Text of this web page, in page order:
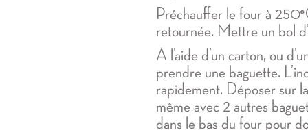
Préchauffer le four à
retournée. Mettre un bol
A l’aide d’un carton, ou
prendre une baguette.
rapidement. Déposer sur
même avec 2 autres
dans le bas du four pour